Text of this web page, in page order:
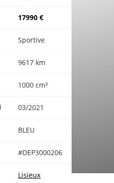
17990 €
Sportive
9617 km
1000 cm³
03/2021
BLEU
#DEP3000206
Lisieux